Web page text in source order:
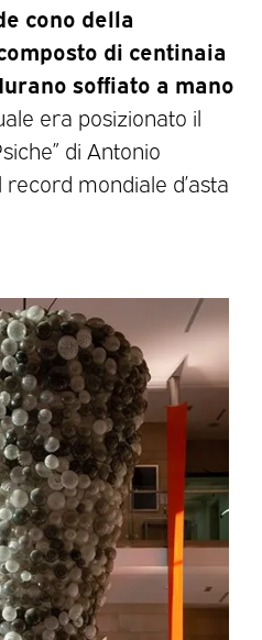
cono della
di centinaia
soffiato a mano
era posizionato il
di Antonio
mondiale d’asta